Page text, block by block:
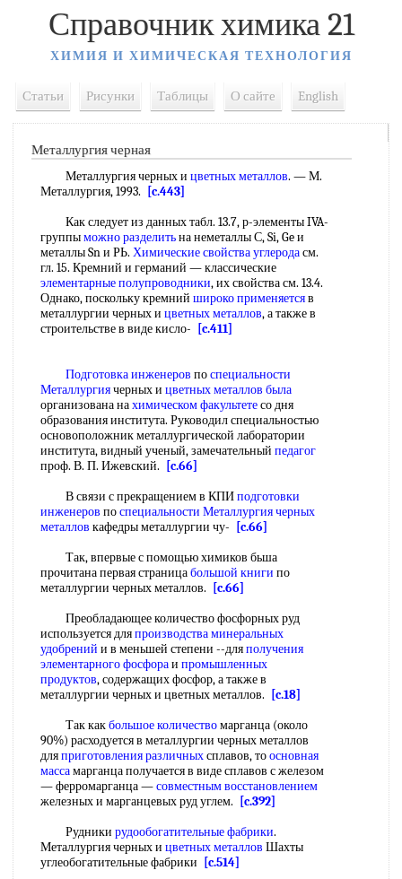
Справочник химика 21
ХИМИЯ И ХИМИЧЕСКАЯ ТЕХНОЛОГИЯ
Статьи Рисунки Таблицы О сайте English
Металлургия черная
Металлургия черных и цветных металлов. — М.
Металлургия, 1993.
[c.443]
Как следует из данных табл. 13.7, р-элементы IVA-
группыможно разделитьна неметаллы С, Si, Ge и
металлы Sn и РЬ. Химические свойства углеродасм.
гл. 15. Кремний и германий — классические
элементарные полупроводники, их свойства см. 13.4.
Однако, поскольку кремний широко применяетсяв
металлургии черных и цветных металлов, а также в
строительстве в виде кисло-
[c.411]
Подготовка инженеров поспециальности
Металлургиячерных и цветных металлов была
организована нахимическом факультетесо дня
образования института. Руководил специальностью
основоположник металлургической лаборатории
института, видный ученый, замечательный педагог
проф. В. П. Ижевский.
[c.66]
В связи с прекращением в КПИподготовки
инженеров поспециальности Металлургиячерных
металлов кафедры металлургии чу-
[c.66]
Так, впервые с помощью химиков бьша
прочитана первая страницабольшой книги по
металлургии черных металлов.
[c.66]
Преобладающее количество фосфорных руд
используется дляпроизводства минеральных
удобрений и в меньшей степени --дляполучения
элементарного фосфораи промышленных
продуктов, содержащих фосфор, а также в
металлургии черных и цветных металлов.
[c.18]
Так какбольшое количествомарганца (около
90%) расходуется в металлургии черных металлов
дляприготовления различныхсплавов, тоосновная
массамарганца получается в виде сплавов с железом
— ферромарганца —совместным восстановлением
железных и марганцевых руд углем.
[c.392]
Рудники рудообогатительные фабрики.
Металлургия черных и цветных металлов Шахты
углеобогатительные фабрики
[c.514]